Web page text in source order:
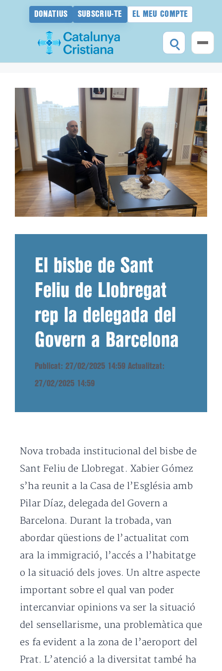
DONATIUS SUBSCRIU-TE EL MEU COMPTE
El bisbe de Sant
Feliu de Llobregat
rep la delegada del
Govern a Barcelona
Publicat: 27/02/2025 14:59 Actualitzat:
27/02/2025 14:59
Nova trobada institucional del bisbe de
Sant Feliu de Llobregat. Xabier Gómez
s’ha reunit a la Casa de l’Església amb
Pilar Díaz, delegada del Govern a
Barcelona. Durant la trobada, van
abordar qüestions de l’actualitat com
ara la immigració, l’accés a l’habitatge
o la situació dels joves. Un altre aspecte
important sobre el qual van poder
intercanviar opinions va ser la situació
del sensellarisme, una problemàtica que
es fa evident a la zona de l’aeroport del
Prat. L’atenció a la diversitat també ha